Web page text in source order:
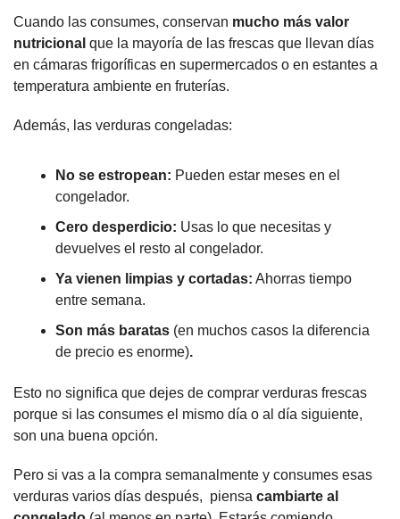
Cuando las consumes, conservan mucho más valor
nutricional que la mayoría de las frescas que llevan días
en cámaras frigoríficas en supermercados o en estantes a
temperatura ambiente en fruterías.
Además, las verduras congeladas:
No se estropean: Pueden estar meses en el
congelador.
Cero desperdicio: Usas lo que necesitas y
devuelves el resto al congelador.
Ya vienen limpias y cortadas: Ahorras tiempo
entre semana.
Son más baratas (en muchos casos la diferencia
de precio es enorme).
Esto no significa que dejes de comprar verduras frescas
porque si las consumes el mismo día o al día siguiente,
son una buena opción.
Pero si vas a la compra semanalmente y consumes esas
verduras varios días después,  piensa cambiarte al